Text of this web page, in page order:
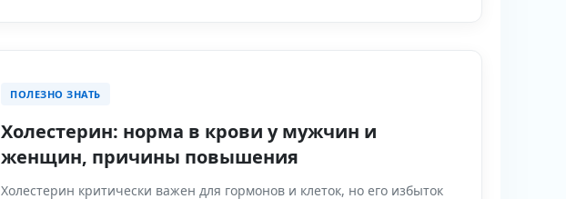
ПОЛЕЗНО ЗНАТЬ
Холестерин: норма в крови у мужчин и
женщин, причины повышения
Холестерин критически важен для гормонов и клеток, но его избыток